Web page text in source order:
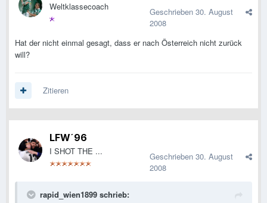
Weltklassecoach Geschrieben 30. August
2008
Hat der nicht einmal gesagt, dass er nach Österreich nicht zurück
will?
Zitieren
LFW´96
I SHOT THE ... Geschrieben 30. August
2008
rapid_wien1899 schrieb: